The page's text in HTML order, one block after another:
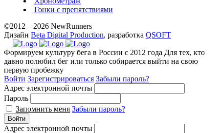
Гонки с препятствиями
©2012—2026 NewRunners
Дизайн Beta Digital Production, разработка QSOFT
Формируем культуру бега в России с 2012 года Для тех, кто
давно полюбил бег или только собирается выйти на свою
первую пробежку
Войти Зарегистрироваться Забыли пароль?
Адрес электронной почты
Пароль
Запомнить меня Забыли пароль?
Войти
Адрес электронной почты